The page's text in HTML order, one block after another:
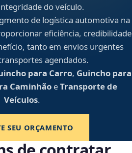
do veículo.
de logística automotiva na
eficiência, credibilidade
tanto em envios urgentes
agendados.
para Carro, Guincho para
CaminhãoeTransporte de
Veículos.
SEU ORÇAMENTO